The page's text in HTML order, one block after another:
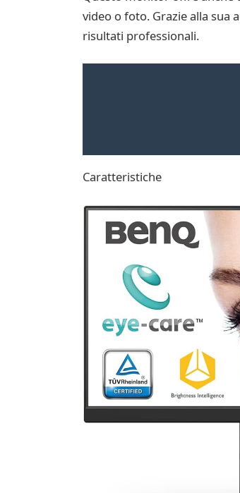
video o foto. Grazie alla sua
risultati professionali.
Caratteristiche